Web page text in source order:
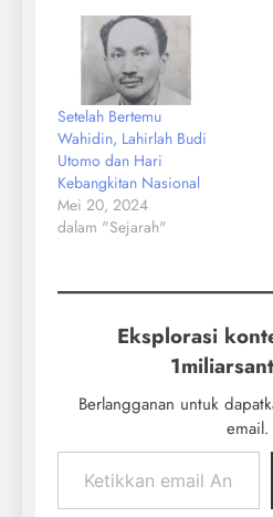
Setelah Bertemu
Wahidin, Lahirlah Budi
Utomo dan Hari
Kebangkitan Nasional
Mei 20, 2024
dalam "Sejarah"
Eksplorasi
Berlangganan untuk
email.